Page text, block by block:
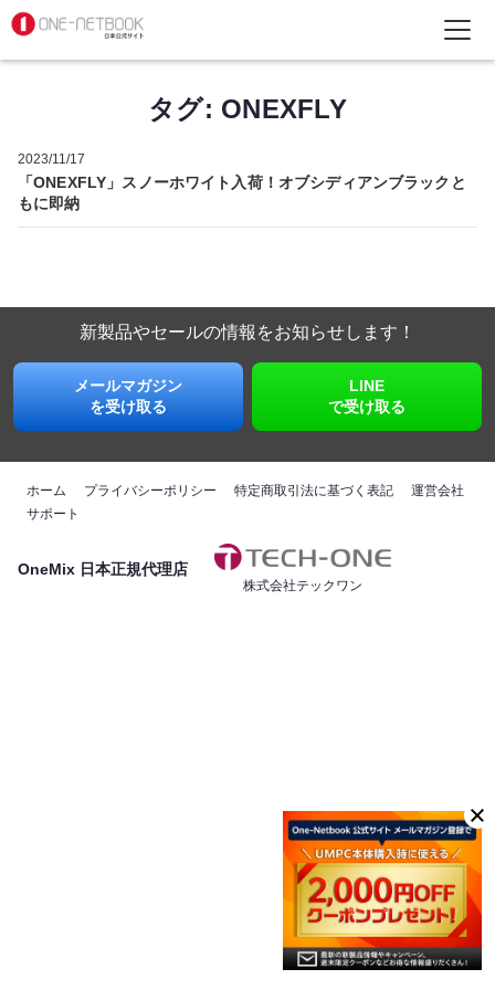
タグ: ONEXFLY
2023/11/17
「ONEXFLY」スノーホワイト入荷！オブシディアンブラックと
もに即納
新製品やセールの情報をお知らせします！
メールマガジン
を受け取る
LINE
で受け取る
ホーム プライバシーポリシー 特定商取引法に基づく表記
運営会社
サポート
OneMix 日本正規代理店
株式会社テックワン